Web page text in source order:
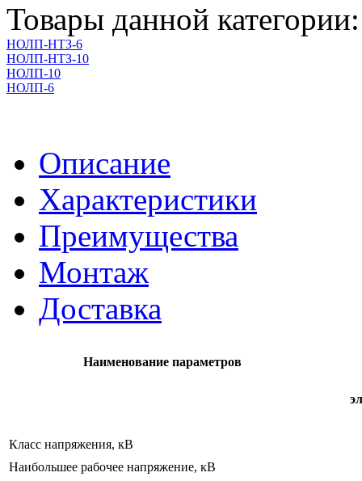
Товары данной категории:
НОЛП-НТЗ-6
НОЛП-НТЗ-10
НОЛП-10
НОЛП-6
Описание
Характеристики
Преимущества
Монтаж
Доставка
Наименование параметров
Класс напряжения, кВ
Наибольшее рабочее напряжение, кВ